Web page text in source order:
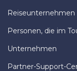
Reiseunternehmen
Personen, die im
Unternehmen
Partner-Support-